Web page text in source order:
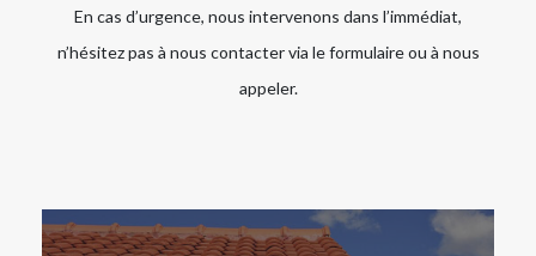
En cas d’urgence, nous intervenons dans l’immédiat,
n’hésitez pas à nous contacter via le formulaire ou à nous
appeler.